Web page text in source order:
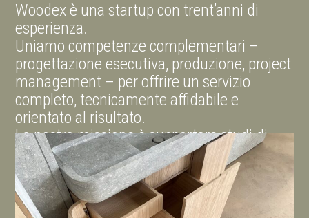
Woodex è una startup con trent’anni di
esperienza.
Uniamo competenze complementari –
progettazione esecutiva, produzione, project
management – per offrire un servizio
completo, tecnicamente affidabile e
orientato al risultato.
La nostra missione è supportare studi di
architettura, main contractors e brand nella
realizzazione esecutiva dei progetti,
garantendo sempre tempi certi, controllo
operativo e qualità del risultato.